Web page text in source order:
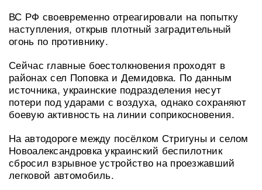
ВС РФ своевременно отреагировали на попытку
наступления, открыв плотный заградительный
огонь по противнику.
Сейчас главные боестолкновения проходят в
районах сел Поповка и Демидовка. По данным
источника, украинские подразделения несут
потери под ударами с воздуха, однако сохраняют
боевую активность на линии соприкосновения.
На автодороге между посёлком Стригуны и селом
Новоалександровка украинский беспилотник
сбросил взрывное устройство на проезжавший
легковой автомобиль.